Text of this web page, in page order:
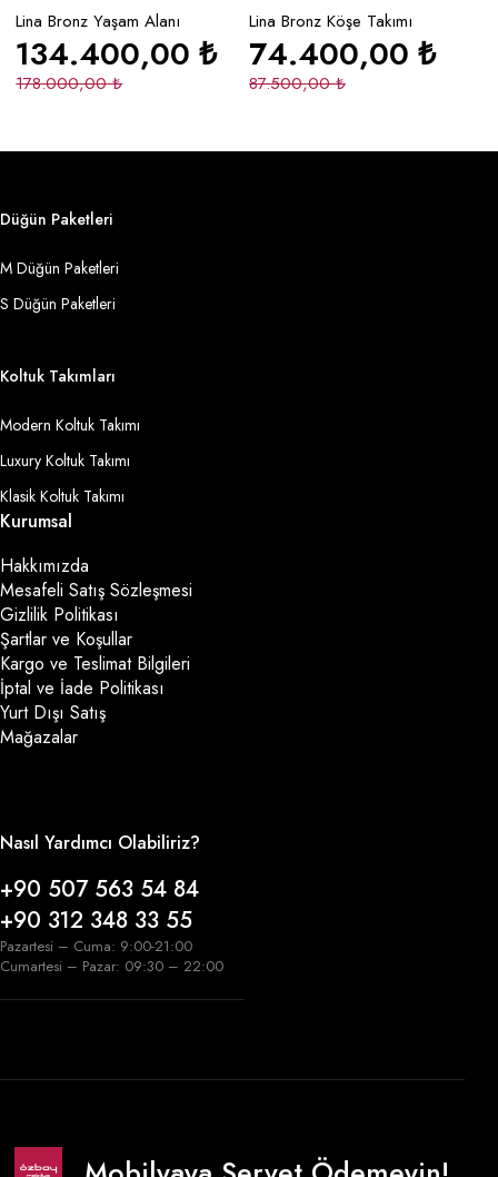
Lina Bronz Yaşam Alanı
178.000,00₺
134.400,00₺
Lina Bronz Köşe Takımı
87.500,00₺
74.400,00₺
Düğün Paketleri
M Düğün Paketleri
S Düğün Paketleri
Koltuk Takımları
Modern Koltuk Takımı
Luxury Koltuk Takımı
Klasik Koltuk Takımı
Kurumsal
Hakkımızda
Mesafeli Satış Sözleşmesi
Gizlilik Politikası
Şartlar ve Koşullar
Kargo ve Teslimat Bilgileri
İptal ve İade Politikası
Yurt Dışı Satış
Mağazalar
Nasıl Yardımcı Olabiliriz?
+90 507 563 54 84
+90 312 348 33 55
Pazartesi – Cuma: 9:00-21:00
Cumartesi – Pazar: 09:30 – 22:00